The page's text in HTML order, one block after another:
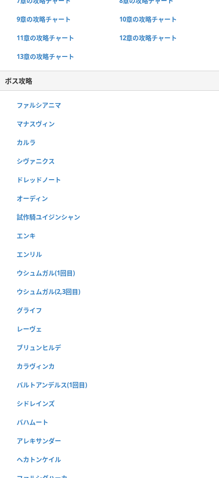
9章の攻略チャート 10章の攻略チャート
11章の攻略チャート 12章の攻略チャート
13章の攻略チャート
ボス攻略
ファルシアニマ
マナスヴィン
カルラ
シヴァニクス
ドレッドノート
オーディン
試作騎ユイジンシャン
エンキ
エンリル
ウシュムガル(1回目)
ウシュムガル(2,3回目)
グライフ
レーヴェ
ブリュンヒルデ
カラヴィンカ
バルトアンデルス(1回目)
シドレインズ
バハムート
アレキサンダー
ヘカトンケイル